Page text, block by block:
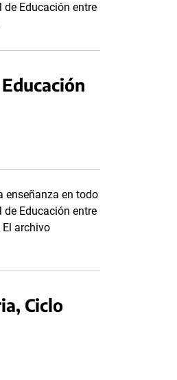
de Educación entre
enseñanza en todo
de Educación entre
archivo
Ciclo